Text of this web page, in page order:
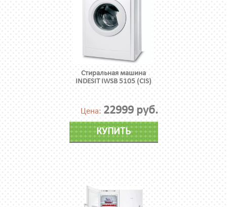
Стиральная машина
INDESIT IWSB 5105 (CIS)
Цена: 22999 руб.
КУПИТЬ